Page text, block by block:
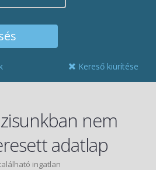
Kereső kiürítése
nem
adatlap
ingatlan